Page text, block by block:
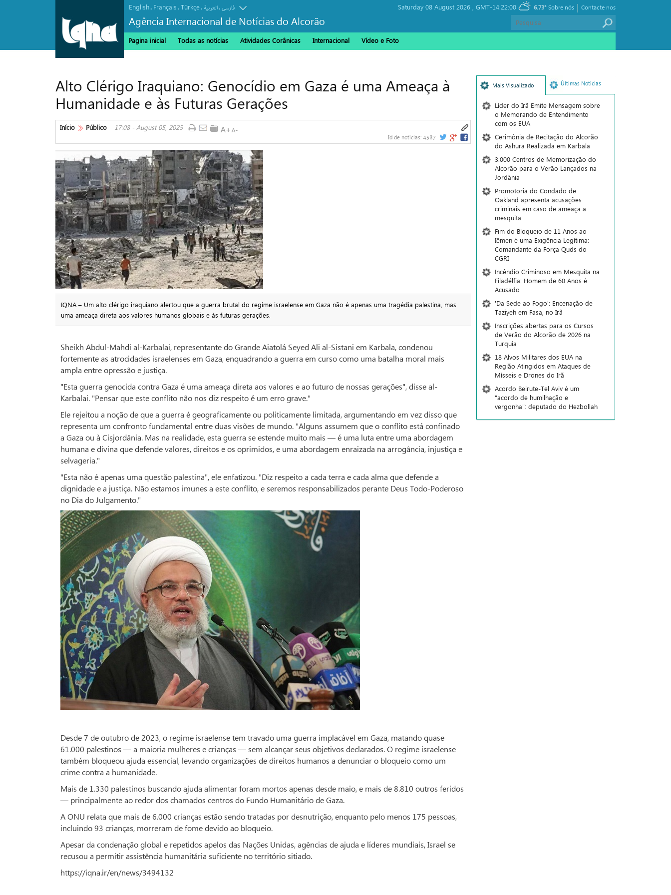
English. Français.Türkçe. العربیة.فارسی
Agência Internacional de Notícias do Alcorão
Saturday 08 August 2026 , GMT-14:22:00 6.73° Contacte nos
|
Sobre nós
Pagina inicial Todas as notícias Atividades Corânicas Internacional Vídeo e Foto
Alto Clérigo Iraquiano: Genocídio em Gaza é uma Ameaça à
Humanidade e às Futuras Gerações
Início Público 17:08 - August 05, 2025
Id de notícias: 4587
IQNA – Um alto clérigo iraquiano alertou que a guerra brutal do regime israelense em Gaza não é apenas uma tragédia palestina, mas
uma ameaça direta aos valores humanos globais e às futuras gerações.
Sheikh Abdul-Mahdi al-Karbalai, representante do Grande Aiatolá Seyed Ali al-Sistani em Karbala, condenou
fortemente as atrocidades israelenses em Gaza, enquadrando a guerra em curso como uma batalha moral mais
ampla entre opressão e justiça.
"Esta guerra genocida contra Gaza é uma ameaça direta aos valores e ao futuro de nossas gerações", disse al-
Karbalai. "Pensar que este conflito não nos diz respeito é um erro grave."
Ele rejeitou a noção de que a guerra é geograficamente ou politicamente limitada, argumentando em vez disso que
representa um confronto fundamental entre duas visões de mundo. "Alguns assumem que o conflito está confinado
a Gaza ou à Cisjordânia. Mas na realidade, esta guerra se estende muito mais — é uma luta entre uma abordagem
humana e divina que defende valores, direitos e os oprimidos, e uma abordagem enraizada na arrogância, injustiça e
selvageria."
"Esta não é apenas uma questão palestina", ele enfatizou. "Diz respeito a cada terra e cada alma que defende a
dignidade e a justiça. Não estamos imunes a este conflito, e seremos responsabilizados perante Deus Todo-Poderoso
no Dia do Julgamento."
Desde 7 de outubro de 2023, o regime israelense tem travado uma guerra implacável em Gaza, matando quase
61.000 palestinos — a maioria mulheres e crianças — sem alcançar seus objetivos declarados. O regime israelense
também bloqueou ajuda essencial, levando organizações de direitos humanos a denunciar o bloqueio como um
crime contra a humanidade.
Mais de 1.330 palestinos buscando ajuda alimentar foram mortos apenas desde maio, e mais de 8.810 outros feridos
— principalmente ao redor dos chamados centros do Fundo Humanitário de Gaza.
A ONU relata que mais de 6.000 crianças estão sendo tratadas por desnutrição, enquanto pelo menos 175 pessoas,
incluindo 93 crianças, morreram de fome devido ao bloqueio.
Apesar da condenação global e repetidos apelos das Nações Unidas, agências de ajuda e líderes mundiais, Israel se
recusou a permitir assistência humanitária suficiente no território sitiado.
https://iqna.ir/en/news/3494132
Mais Visualizado Últimas Notícias
Líder do Irã Emite Mensagem sobre
o Memorando de Entendimento
com os EUA
Cerimônia de Recitação do Alcorão
do Ashura Realizada em Karbala
3.000 Centros de Memorização do
Alcorão para o Verão Lançados na
Jordânia
Promotoria do Condado de
Oakland apresenta acusações
criminais em caso de ameaça a
mesquita
Fim do Bloqueio de 11 Anos ao
Iêmen é uma Exigência Legítima:
Comandante da Força Quds do
CGRI
Incêndio Criminoso em Mesquita na
Filadélfia: Homem de 60 Anos é
Acusado
'Da Sede ao Fogo': Encenação de
Taziyeh em Fasa, no Irã
Inscrições abertas para os Cursos
de Verão do Alcorão de 2026 na
Turquia
18 Alvos Militares dos EUA na
Região Atingidos em Ataques de
Mísseis e Drones do Irã
Acordo Beirute-Tel Aviv é um
"acordo de humilhação e
vergonha": deputado do Hezbollah